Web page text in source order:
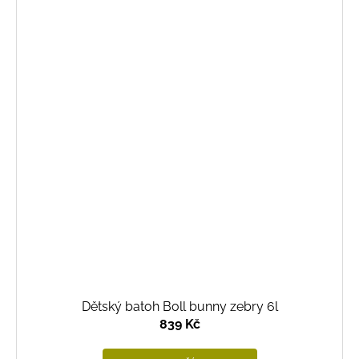
Dětský batoh Boll bunny zebry 6l
839 Kč